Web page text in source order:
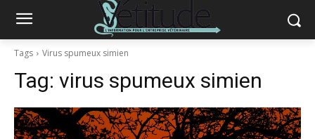
Tags Virus spumeux simien
Tag: virus spumeux simien